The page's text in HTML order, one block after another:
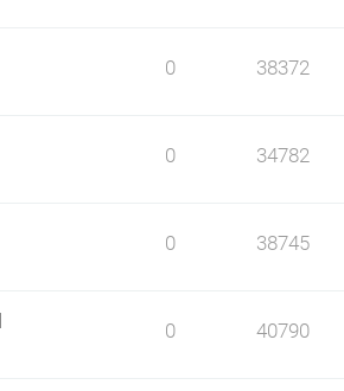
0 38372
0 34782
0 38745
0 40790